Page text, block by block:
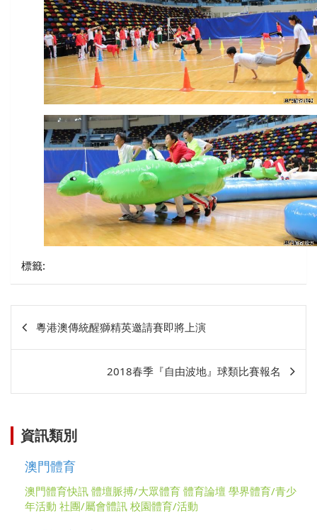
標籤:
章
粵港澳傳統醒獅精英邀請賽即將上演
2018春季『自由波地』球類比賽報名
資訊類別
澳門體育
澳門體育快訊 體壇脈搏/大眾體育 體育論壇 學界體育/青少
年活動 社團/屬會體訊 校園體育/活動